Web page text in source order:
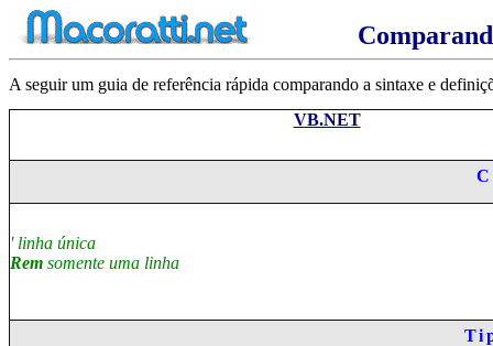
Comparando
A seguir um guia de referência rápida comparando a sintaxe e
VB.NET
' linha única
Rem somente uma linha